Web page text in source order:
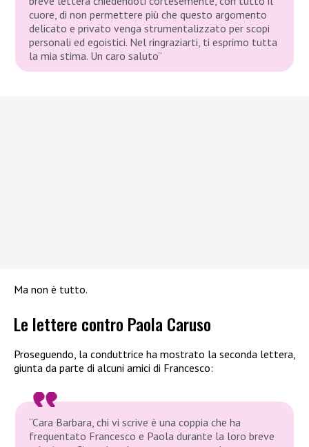
cuore, di non permettere più che questo argomento
delicato e privato venga strumentalizzato per scopi
personali ed egoistici. Nel ringraziarti, ti esprimo tutta
la mia stima. Un caro saluto”
Ma non è tutto.
Le lettere contro Paola Caruso
Proseguendo, la conduttrice ha mostrato la seconda lettera,
giunta da parte di alcuni amici di Francesco:
“Cara Barbara, chi vi scrive è una coppia che ha
frequentato Francesco e Paola durante la loro breve